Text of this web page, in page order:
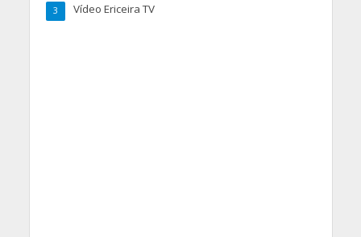
Vídeo Ericeira TV
3